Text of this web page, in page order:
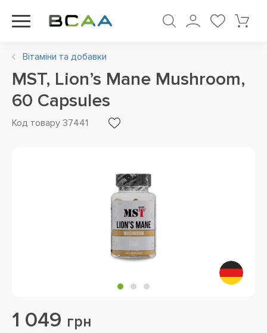
Вітаміни та добавки
MST, Lion’s Mane Mushroom,
60 Capsules
Код товару 37441
1 049 грн